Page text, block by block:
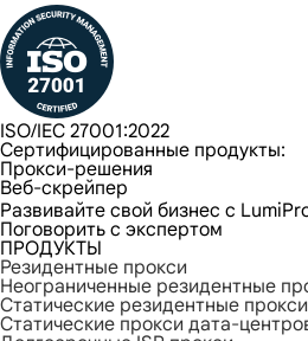
ISO/IEC 27001:2022
Сертифицированные продукты:
Прокси-решения
Веб-скрейпер
Развивайте свой бизнес с
Поговорить с экспертом
ПРОДУКТЫ
Резидентные прокси
Неограниченные резидентные
Статические резидентные прокси
Статические прокси дата-